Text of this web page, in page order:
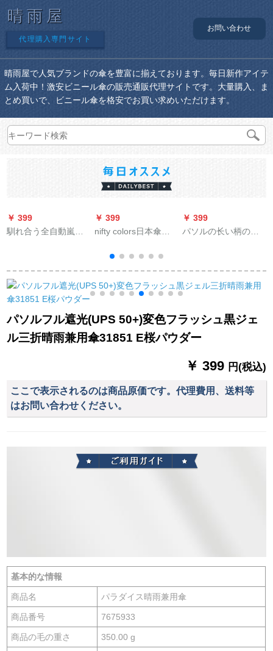
晴雨屋
代理購入専門サイト
お問い合わせ
晴雨屋で人気ブランドの傘を豊富に揃えております。毎日新作アイテ
ム入荷中！激安ビニール傘の販売通販代理サイトです。大量購入、ま
とめ買いで、ビニール傘を格安でお買い求めいただけます。
￥ 399
馴れ合う全自動嵐傘
伞のワンタッチで営
业します。クリスタ
ル
￥ 399
nifty colors日本傘超
維傘専門家uv日焼け
止め日傘晴雨兼用傘
満天星-黒1318 BK
￥ 399
パソルの长い柄の伞
パソルフル遮光(UPS 50+)変色フラッシュ黒ジェ
ル三折晴雨兼用傘31851 E桜パウダー
￥ 399 円(税込)
ここで表示されるのは商品原価です。代理費用、送料等
はお問い合わせください。
基本的な情報
商品名 パラダイス晴雨兼用傘
商品番号 7675933
商品の毛の重さ 350.00 g